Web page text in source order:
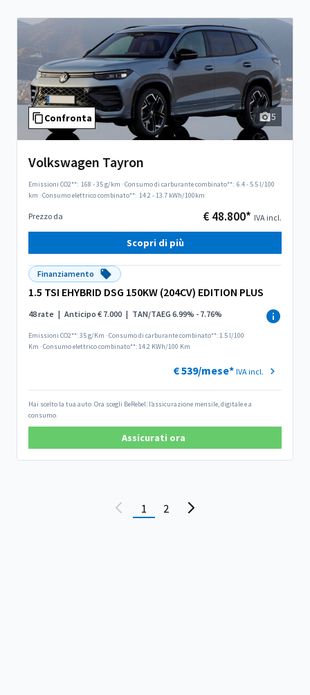
Confronta 5
Volkswagen Tayron
Emissioni CO2**: 168 - 35 g/km ·Consumo di carburante combinato**: 6.4 - 5.5 l/100
km ·Consumo elettrico combinato**: 14.2 - 13.7 kWh/100km
Prezzo da € 48.800* IVA incl.
Scopri di più
Finanziamento
1.5 TSI EHYBRID DSG 150KW (204CV) EDITION PLUS
48 rate | Anticipo € 7.000 | TAN/TAEG 6.99% - 7.76%
Emissioni CO2**: 35 g/Km ·Consumo di carburante combinato**: 1.5 l/100
Km ·Consumo elettrico combinato**: 14.2 KWh/100 Km
€ 539/mese* IVA incl.
Hai scelto la tua auto. Ora scegli BeRebel: l’assicurazione mensile, digitale e a
consumo.
Assicurati ora
1 2